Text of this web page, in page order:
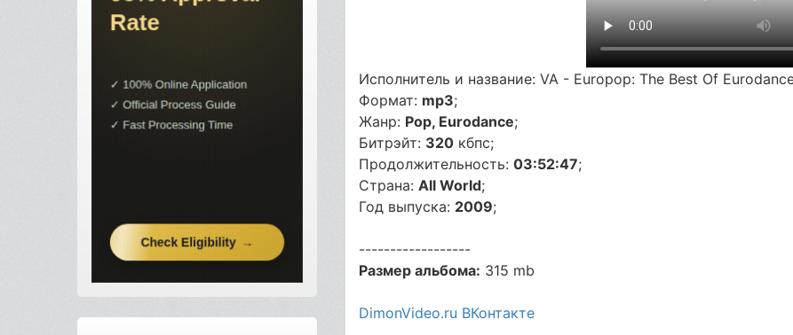
Исполнитель и название: VA - Europop: The Best Of
Формат: mp3;
Жанр: Pop, Eurodance;
Битрэйт: 320 кбпс;
Продолжительность:03:52:47;
Страна:All World;
Год выпуска: 2009;
------------------
Размер альбома: 315 mb
DimonVideo.ru ВКонтакте